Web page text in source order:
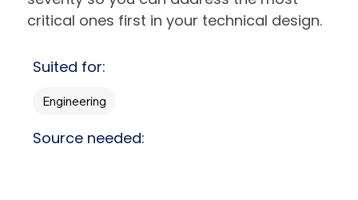
critical ones first in your technical design.
Suited for:
Engineering
Source needed: